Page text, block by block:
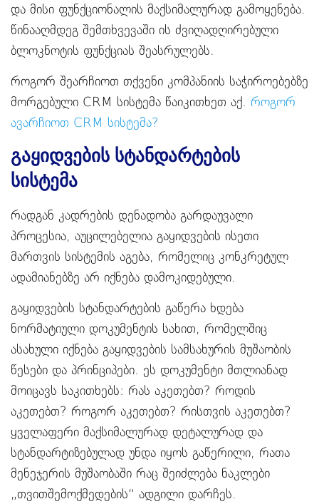
და მისი ფუნქციონალის მაქსიმალურად გამოყენება.
წინააღმდეგ შემთხვევაში ის ძვიღადღირებული
ბლოკნოტის ფუნქციას შეასრულებს.
როგორ შეარჩიოთ თქვენი კომპანიის საჭიროებებზე
მორგებული CRM სისტემა წაიკითხეთ აქ. როგორ
ავარჩიოთ CRM სისტემა?
გაყიდვების სტანდარტების
სისტემა
რადგან კადრების დენადობა გარდაუვალი
პროცესია, აუცილებელია გაყიდვების ისეთი
მართვის სისტემის აგება, რომელიც კონკრეტულ
ადამიანებზე არ იქნება დამოკიდებული.
გაყიდვების სტანდარტების გაწერა ხდება
ნორმატიული დოკუმენტის სახით, რომელშიც
ასახული იქნება გაყიდვების სამსახურის მუშაობის
წესები და პრინციპები. ეს დოკუმენტი მთლიანად
მოიცავს საკითხებს: რას აკეთებთ? როდის
აკეთებთ? როგორ აკეთებთ? რისთვის აკეთებთ?
ყველაფერი მაქსიმალურად დეტალურად და
სტანდარტიზებულად უნდა იყოს გაწერილი, რათა
მენეჯერის მუშაობაში რაც შეიძლება ნაკლები
„თვითშემოქმედების“ ადგილი დარჩეს.